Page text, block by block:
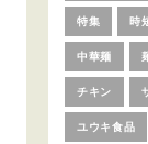
特集 時
中華麺
チキン
ユウキ食品